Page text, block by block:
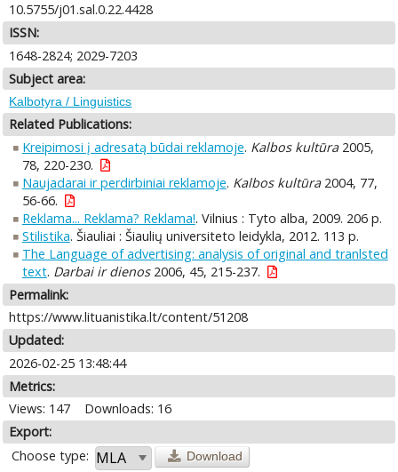
10.5755/j01.sal.0.22.4428
ISSN:
1648-2824; 2029-7203
Subject area:
Kalbotyra / Linguistics
Related Publications:
Kreipimosi į adresatą būdai reklamoje. Kalbos kultūra2005,
78, 220-230.
Naujadarai ir perdirbiniai reklamoje. Kalbos kultūra2004, 77,
56-66.
Reklama... Reklama? Reklama!. Vilnius : Tyto alba, 2009. 206 p.
Stilistika. Šiauliai : Šiaulių universiteto leidykla, 2012. 113 p.
The Language of advertising: analysis of original and tranlsted
text. Darbai ir dienos2006, 45, 215-237.
Permalink:
https://www.lituanistika.lt/content/51208
Updated:
2026-02-25 13:48:44
Metrics:
Views: 147
Downloads: 16
Export:
Choose type:
Download